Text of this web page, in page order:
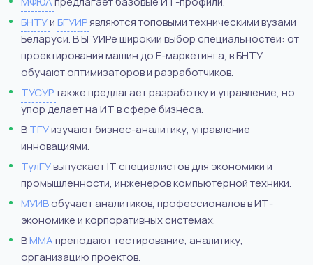
БНТУиБГУИРявляются топовыми техническими вузами
Беларуси. В БГУИРе широкий выбор специальностей: от
проектирования машин до Е-маркетинга, в БНТУ
обучают оптимизаторов и разработчиков.
ТУСУРтакже предлагает разработку и управление, но
упор делает на ИТ в сфере бизнеса.
ВТГУизучают бизнес-аналитику, управление
инновациями.
ТулГУвыпускает IT специалистов для экономики и
промышленности, инженеров компьютерной техники.
МУИВобучает аналитиков, профессионалов в ИТ-
экономике и корпоративных системах.
ВММАпреподают тестирование, аналитику,
организацию проектов.